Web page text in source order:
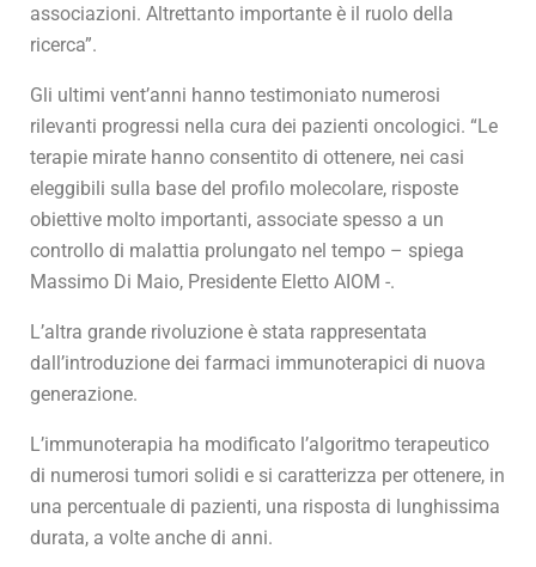
associazioni. Altrettanto importante è il ruolo della
ricerca”.
Gli ultimi vent’anni hanno testimoniato numerosi
rilevanti progressi nella cura dei pazienti oncologici. “Le
terapie mirate hanno consentito di ottenere, nei casi
eleggibili sulla base del profilo molecolare, risposte
obiettive molto importanti, associate spesso a un
controllo di malattia prolungato nel tempo – spiega
Massimo Di Maio, Presidente Eletto AIOM -.
L’altra grande rivoluzione è stata rappresentata
dall’introduzione dei farmaci immunoterapici di nuova
generazione.
L’immunoterapia ha modificato l’algoritmo terapeutico
di numerosi tumori solidi e si caratterizza per ottenere, in
una percentuale di pazienti, una risposta di lunghissima
durata, a volte anche di anni.